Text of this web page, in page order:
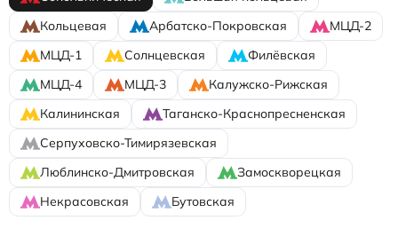
Кольцевая
Арбатско-Покровская
МЦД-2
МЦД-1
Солнцевская
Филёвская
МЦД-4
МЦД-3
Калужско-Рижская
Калининская
Таганско-Краснопресненская
Серпуховско-Тимирязевская
Люблинско-Дмитровская
Замоскворецкая
Некрасовская
Бутовская